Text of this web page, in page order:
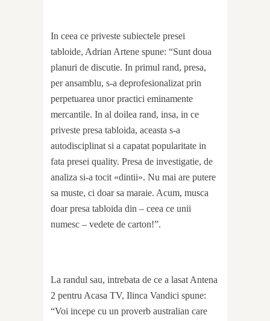
In ceea ce priveste subiectele presei
tabloide, Adrian Artene spune: “Sunt doua
planuri de discutie. In primul rand, presa,
per ansamblu, s-a deprofesionalizat prin
perpetuarea unor practici eminamente
mercantile. In al doilea rand, insa, in ce
priveste presa tabloida, aceasta s-a
autodisciplinat si a capatat popularitate in
fata presei quality. Presa de investigatie, de
analiza si-a tocit «dintii». Nu mai are putere
sa muste, ci doar sa maraie. Acum, musca
doar presa tabloida din – ceea ce unii
numesc – vedete de carton!”.
La randul sau, intrebata de ce a lasat Antena
2 pentru Acasa TV, Ilinca Vandici spune:
“Voi incepe cu un proverb australian care